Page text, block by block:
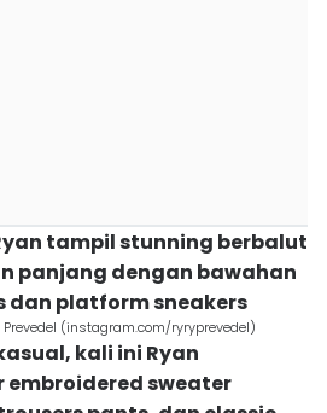
tampil stunning berbalut
panjang dengan bawahan
dan platform sneakers
Prevedel (instagram.com/ryryprevedel)
kali ini Ryan
sweater